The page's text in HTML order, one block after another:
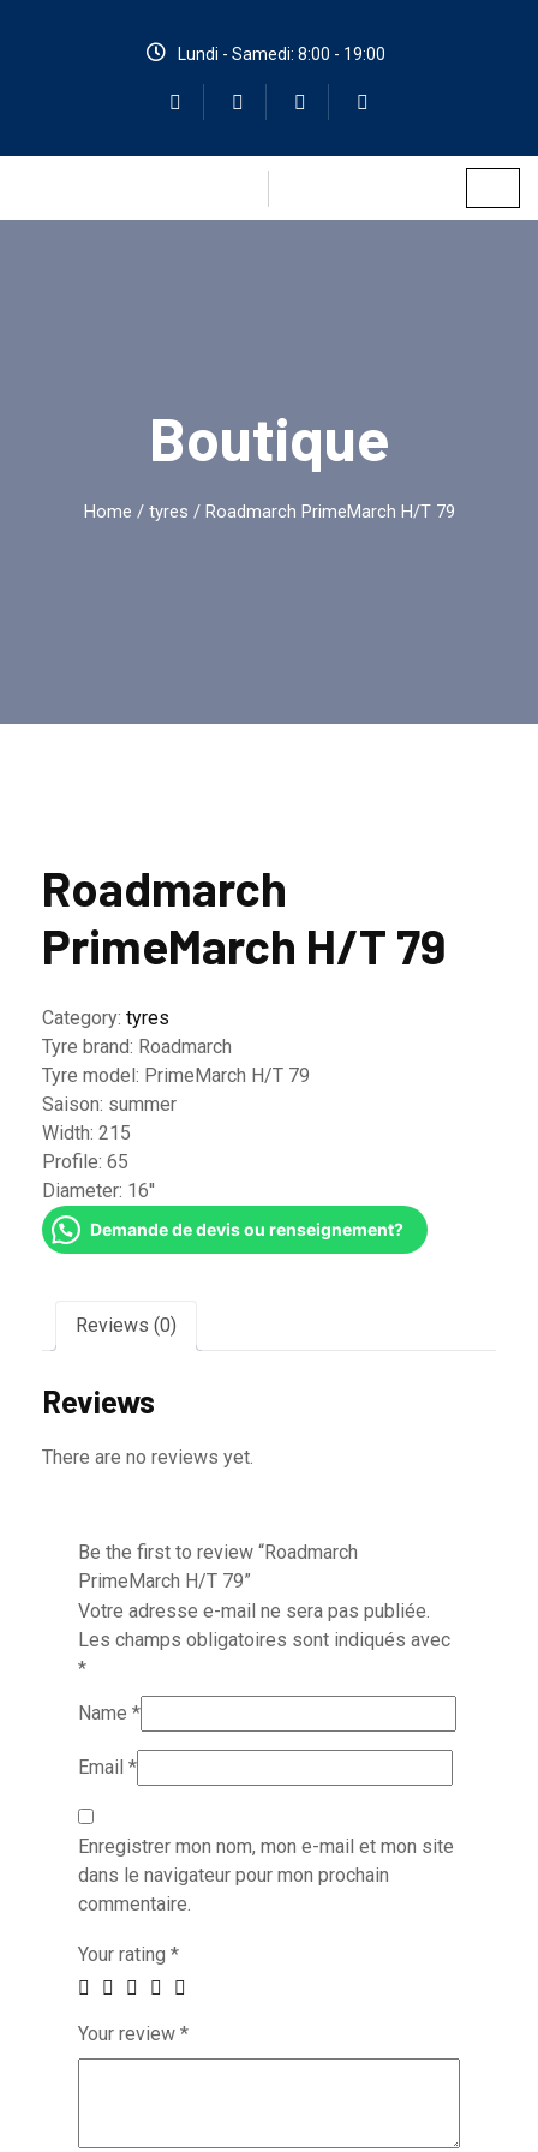
Lundi - Samedi: 8:00 - 19:00
Boutique
Home / tyres / Roadmarch PrimeMarch H/T 79
Roadmarch
PrimeMarch H/T 79
Category: tyres
Tyre brand: Roadmarch
Tyre model: PrimeMarch H/T 79
Saison: summer
Width: 215
Profile: 65
Diameter: 16''
Demande de devis ou renseignement?
Reviews (0)
Reviews
There are no reviews yet.
Be the first to review “Roadmarch
PrimeMarch H/T 79”
Votre adresse e-mail ne sera pas publiée.
Les champs obligatoires sont indiqués avec
*
Name *
Email *
Enregistrer mon nom, mon e-mail et mon site
dans le navigateur pour mon prochain
commentaire.
Your rating *
Your review *